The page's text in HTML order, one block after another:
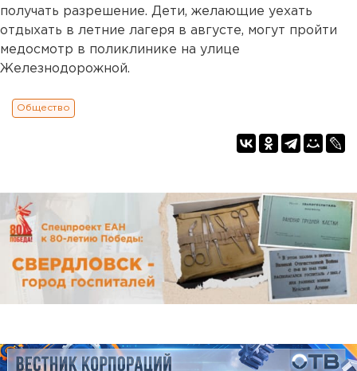
получать разрешение. Дети, желающие уехать
отдыхать в летние лагеря в августе, могут пройти
медосмотр в поликлинике на улице
Железнодорожной.
Общество